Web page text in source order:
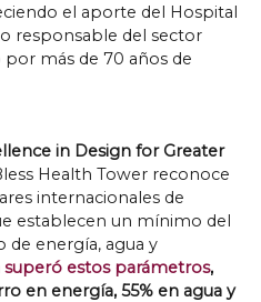
el aporte del Hospital
responsable del sector
por más de 70 años de
in Design for Greater
Health Tower reconoce
internacionales de
establecen un mínimo del
de energía, agua y
estos parámetros,
en energía, 55% en agua y